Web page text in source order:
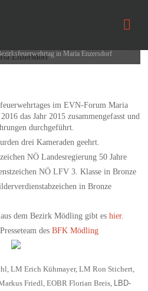
in Maria Enzersdorf
im EVN-Forum Maria
das Jahr 2015 zusammengefasst und
durchgeführt.
drei Kameraden geehrt.
NÖ Landesregierung 50 Jahre
NÖ LFV 3. Klasse in Bronze
in Bronze
dem Bezirk Mödling gibt es hier.
des BFK Mödling
, LM Erich Kühmayer, LM Ron Stichert,
Friedl, EOBR Florian Breis, LBD-